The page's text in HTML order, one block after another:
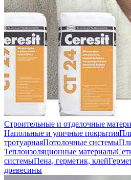
Строительные и отделочные
Напольные и уличные покрытия
тротуарнаяПотолочные системы
Теплоизоляционные материалы
системыПена, герметик, клей
древесины